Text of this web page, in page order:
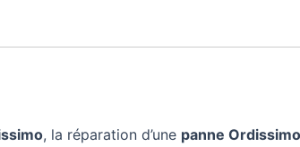
, la réparation d’une panne Ordissimo